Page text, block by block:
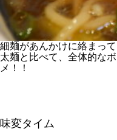
細麺があんかけに絡まっ
太麺と比べて、全体的な
メ！！
味変タイム